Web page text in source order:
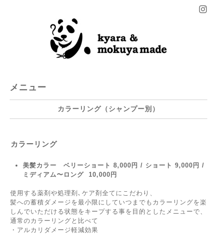
メニュー
カラーリング（シャンプー別）
カラーリング
美髪カラー ベリーショート 8,000円 / ショート 9,000円 /
ミディアム〜ロング 10,000円
使用する薬剤や処理剤､ケア剤全てにこだわり、
髪への蓄積ダメージを最小限にしていつまでもカラーリングを楽
しんでいただける状態をキープする事を目的としたメニューで、
通常のカラーリングと比べて
・アルカリダメージ軽減効果